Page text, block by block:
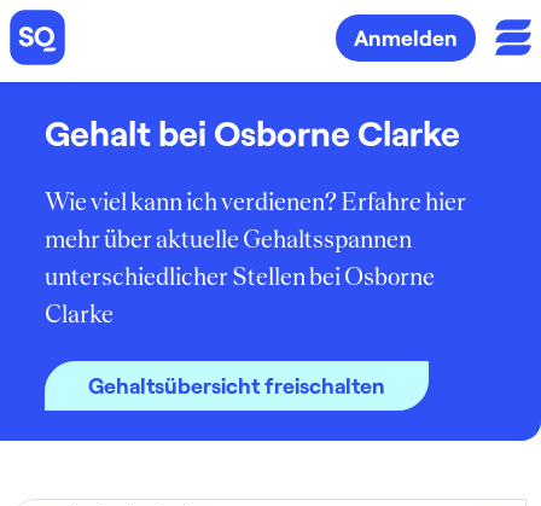
Anmelden
Gehalt bei Osborne Clarke
Wie viel kann ich verdienen? Erfahre hier
mehr über aktuelle Gehaltsspannen
unterschiedlicher Stellen bei Osborne
Clarke
Gehaltsübersicht freischalten